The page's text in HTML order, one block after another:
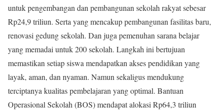
untuk pengembangan dan pembangunan sekolah rakyat sebesar
Rp24,9 triliun. Serta yang mencakup pembangunan fasilitas baru,
renovasi gedung sekolah. Dan juga pemenuhan sarana belajar
yang memadai untuk 200 sekolah. Langkah ini bertujuan
memastikan setiap siswa mendapatkan akses pendidikan yang
layak, aman, dan nyaman. Namun sekaligus mendukung
terciptanya kualitas pembelajaran yang optimal. Bantuan
Operasional Sekolah (BOS) mendapat alokasi Rp64,3 triliun